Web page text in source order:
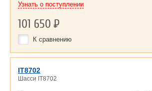
Узнать о поступлении
101 650Р
К сравнению
IT8702
Шасси IT8702